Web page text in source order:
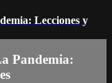
Lecciones y
Pandemia: